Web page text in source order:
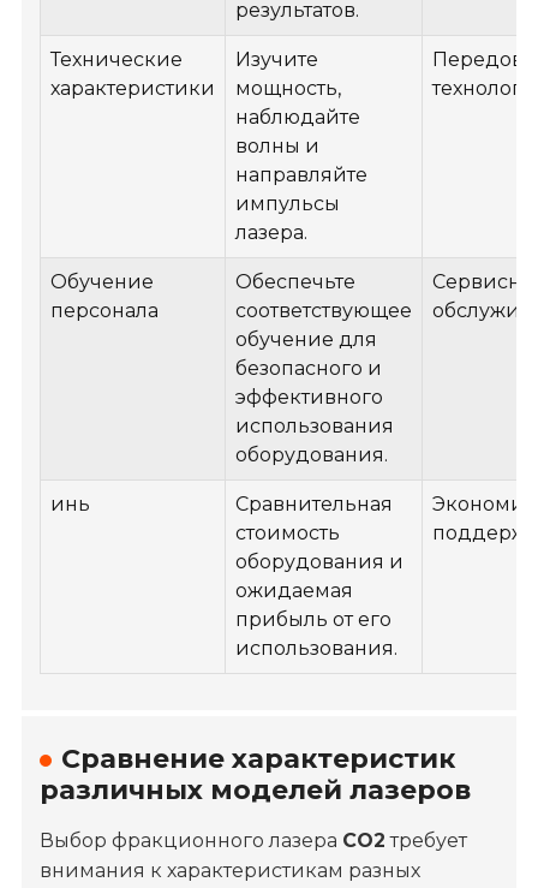
результатов.
Технические
характеристики
Изучите
мощность,
наблюдайте
волны и
направляйте
импульсы
лазера.
Обучение
персонала
Обеспечьте
соответствующее
обучение для
безопасного и
эффективного
использования
оборудования.
инь
Сравнительная
стоимость
оборудования и
ожидаемая
прибыль от его
использования.
Сравнение характеристик
различных моделей лазеров
Выбор фракционного лазера СО2 требует
внимания к характеристикам разных